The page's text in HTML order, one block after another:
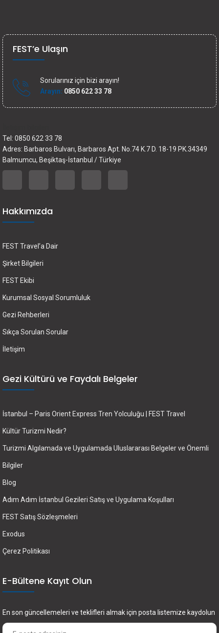
FEST’e Ulaşın
Sorularınız için bizi arayın!
Arayın: 0850 622 33 78
Tel: 0850 622 33 78
Adres: Barbaros Bulvarı, Barbaros Apt. No.74 K.7 D. 18-19 PK.34349
Balmumcu, Beşiktaş-İstanbul / Türkiye
Hakkımızda
FEST Travel’a Dair
Şirket Bilgileri
FEST Ekibi
Kurumsal Sosyal Sorumluluk
Gezi Rehberleri
Sıkça Sorulan Sorular
İletişim
Gezi Kültürü ve Faydalı Belgeler
İstanbul – Paris Orient Express Tren Yolculuğu | FEST Travel
Kültür Turizmi Nedir?
Turizmi Algılamada ve Uygulamada Uluslararası Belgeler ve Önemli
Bilgiler
Blog
Adım Adım İstanbul Gezileri Satış ve Uygulama Koşulları
FEST Satış Sözleşmeleri
Exodus
Çerez Politikası
E-Bültene Kayıt Olun
En son güncellemeleri ve teklifleri almak için posta listemize kaydolun